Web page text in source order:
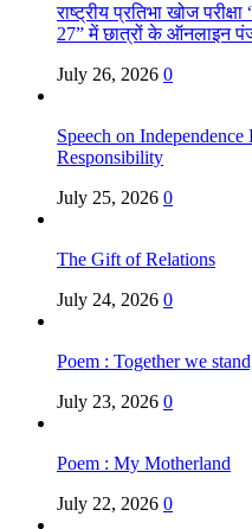
राष्ट्रीय प्रतिभा खोज
27” में छात्रों के ऑनलाइन
July 26, 2026 0
Speech on
Responsibility
July 25, 2026 0
The Gift of Relations
July 24, 2026 0
Poem : Together we
July 23, 2026 0
Poem : My Motherland
July 22, 2026 0